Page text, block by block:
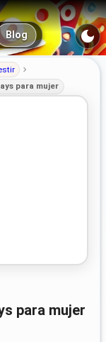
Blog
para mujer
para mujer